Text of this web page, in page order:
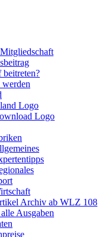
beitreten?
Logo
Logo
Archiv ab WLZ 108
Ausgaben